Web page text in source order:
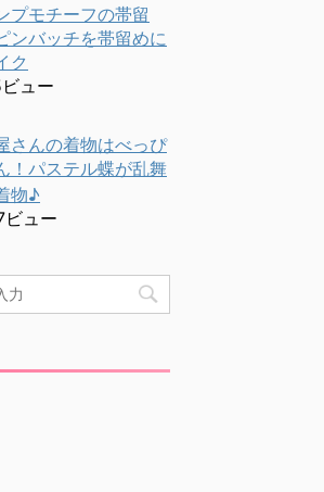
プモチーフの帯留
バッチを帯留めに
ク
ュー
さんの着物はべっぴ
！パステル蝶が乱舞
物♪
ュー